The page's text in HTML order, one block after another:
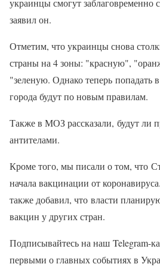
украинцы смогут
заявил он.
Отметим, что украинцы снова
страны на 4 зоны: "красную",
"зеленую. Однако теперь попадать
города будут по новым правилам.
Также в МОЗ рассказали, будут ли
антителами.
Кроме того, мы писали о том, что
начала вакцинации от
также добавил, что власти
вакцин у других стран.
Подписывайтесь на наш Telegram-
первыми о главных событиях в